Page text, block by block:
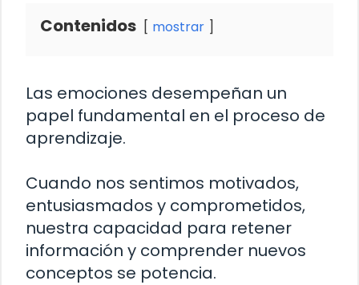
Contenidos mostrar
Las emociones desempeñan un
papel fundamental en el proceso de
aprendizaje.
Cuando nos sentimos motivados,
entusiasmados y comprometidos,
nuestra capacidad para retener
información y comprender nuevos
conceptos se potencia.